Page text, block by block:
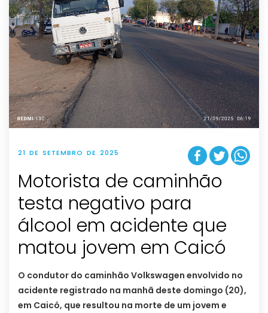
21 DE SETEMBRO DE 2025
Motorista de caminhão
testa negativo para
álcool em acidente que
matou jovem em Caicó
O condutor do caminhão Volkswagen envolvido no
acidente registrado na manhã deste domingo (20),
em Caicó, que resultou na morte de um jovem e